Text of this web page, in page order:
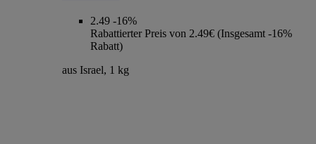
2.49 -16%
Rabattierter Preis von 2.49€ (Insgesamt -16%
Rabatt)
aus Israel, 1 kg